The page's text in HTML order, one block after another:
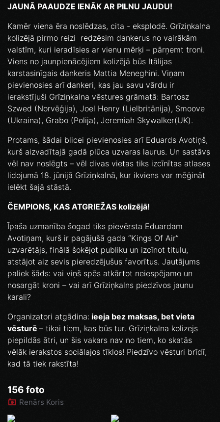
JAUNĀ PAAUDZE IENĀK AR PILNU JAUDU!
Kamēr viena ēra noslēdzas, cita - eksplodē. Grīziņkalna
kolizējā pirmo reizi redzēsim dankerus no vairākām
valstīm, kuri ieradīsies ar vienu mērķi – pārņemt troni.
Viens no jaunpienācējiem kolizējā būs Itālijas
karstasinīgais dankeris Mattia Meneghini. Viņam
pievienosies arī dankeri, kas jau savu vārdu ir
ierakstījuši Grīziņkalna vēstures grāmatā: Bartosz
Szwed (Norvēģija), Joel Henry (Lielbritānija), Smoove
(Ukraina), Grabo (Polija), Jeremiah Skywalker(UK).
Protams, šādai blicei pievienosies arī Eduards Avotiņš,
kurš aizvadītajā gadā plūca uzvaras laurus. Un sastāvs
vēl nav noslēgts – vēl divas vietas tiks izcīnītas atlases
lidojumā 18. jūnijā Grīziņkalnā, kur ikviens var mēģināt
ielēkt šajā stāstā.
ČEMPIONS, KAS ATGRIEŽAS kolizējā!
Īpaša uzmanība šogad tiks pievērsta Eduardam
Avotiņam, kurš ir pagājušā gada “Kings Of Air”
uzvarētājs, finālā šokējot publiku un izcīnot titulu,
atstājot aiz sevis pieredzējušus favorītus. Jautājums
paliek šāds: vai viņš spēs atkārtot neiespējamo un
nosargāt kroni – vai arī Grīziņkalns piedzīvos jaunu
karali?
Organizatori atgādina: ieeja bez maksas, bet vieta
vēsturē – tikai tiem, kas būs tur. Grīziņkalna kolizejs
piepildās ātri, un šis vakars nav no tiem, ko skatās
vēlāk ierakstos sociālajos tīklos! Piedzīvo vēsturi brīdī,
kad tā tiek rakstīta!
156 foto
Renārs Koris